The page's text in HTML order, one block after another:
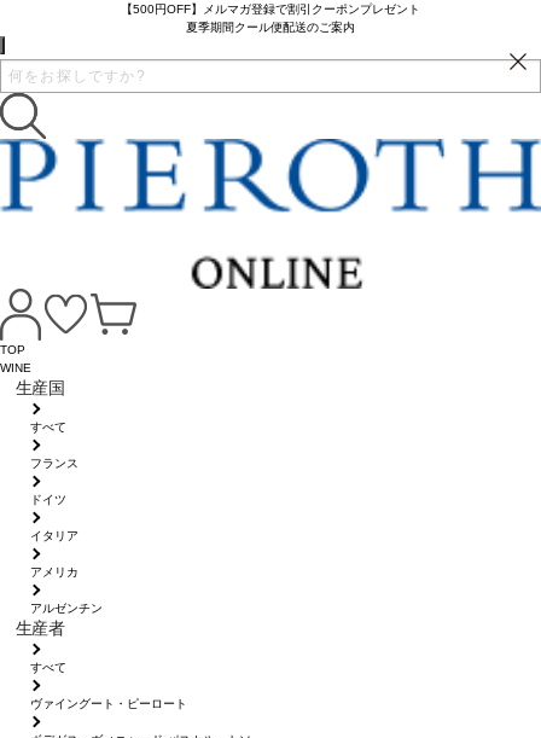
【500円OFF】メルマガ登録で割引クーポンプレゼント
夏季期間クール便配送のご案内
TOP
WINE
生産国
すべて
フランス
ドイツ
イタリア
アメリカ
アルゼンチン
生産者
すべて
ヴァイングート・ピーロート